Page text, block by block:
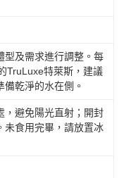
型及需求進行調整。每
TruLuxe特萊斯，建議
乾淨的水在側。
，避免陽光直射；開封
未食用完畢，請放置冰